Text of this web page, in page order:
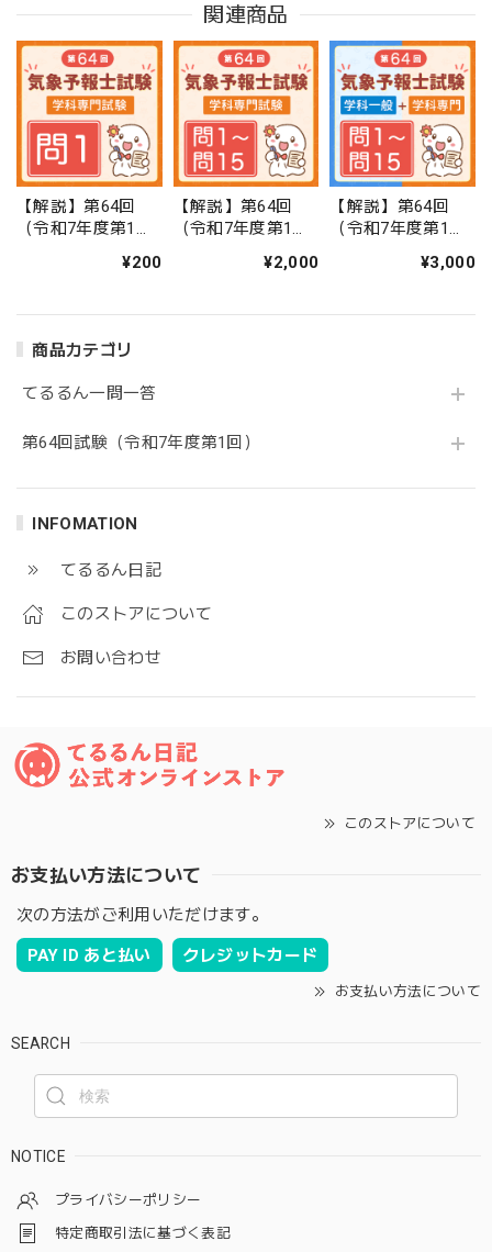
商品カテゴリ
てるるん一問一答
第64回試験（令和7年度第1回）
INFOMATION
てるるん日記
このストアについて
お問い合わせ
関連商品
【解説】第64回
（令和7年度第1
験 学科専門試験 問
¥200
【解説】第64回
（令和7年度第1
験 学科専門試験 問
¥2,000
【解説】第64回
（令和7年度第1
験 学科一般・学科
15セット
¥3,000
このストアについて
お支払い方法について
次の方法がご利用いただけます。
PAY ID あと払い クレジットカード
お支払い方法について
SEARCH
NOTICE
プライバシーポリシー
特定商取引法に基づく表記